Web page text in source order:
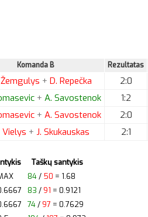
Komanda B Rezultatas
Žemgulys + D. Repečka 2:0
+ A. Savostenok 1:2
+ A. Savostenok 2:0
Vielys + J. Skukauskas 2:1
Taškų santykis
84/ 50 = 1.68
83 / 91 = 0.9121
74/ 97 = 0.7629